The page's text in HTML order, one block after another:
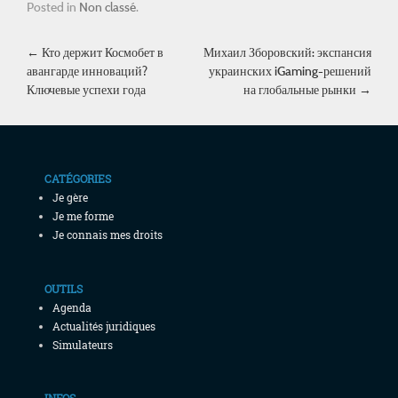
Posted in Non classé.
Post navigation
← Кто держит Космобет в
авангарде инноваций?
Ключевые успехи года
Михаил Зборовский: экспансия
украинских iGaming-решений
на глобальные рынки →
CATÉGORIES
Je gère
Je me forme
Je connais mes droits
OUTILS
Agenda
Actualités juridiques
Simulateurs